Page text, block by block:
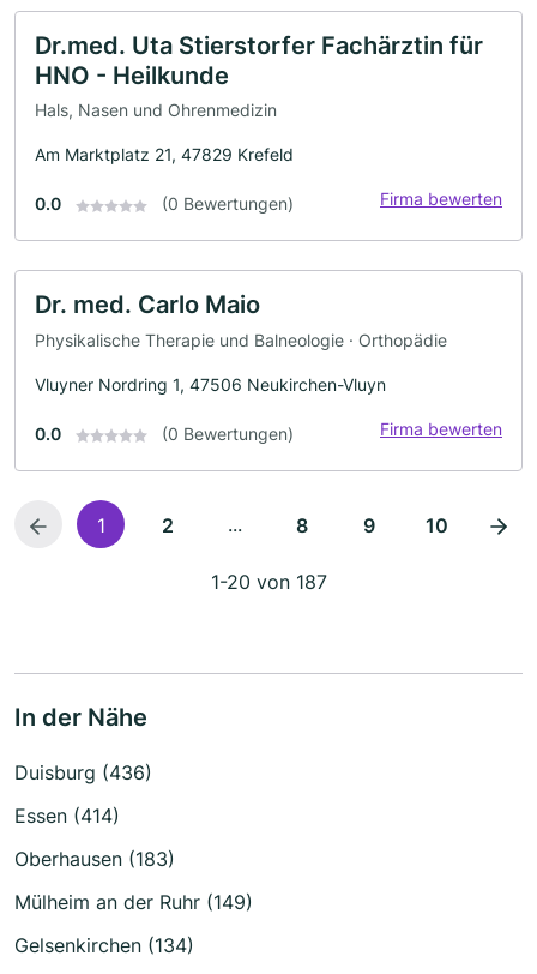
Dr.med. Uta Stierstorfer Fachärztin für
HNO - Heilkunde
Hals, Nasen und Ohrenmedizin
Am Marktplatz 21, 47829 Krefeld
0.0 (0 Bewertungen) Firma bewerten
Dr. med. Carlo Maio
Physikalische Therapie und Balneologie · Orthopädie
Vluyner Nordring 1, 47506 Neukirchen-Vluyn
0.0 (0 Bewertungen) Firma bewerten
1 2 ... 8 9 10
1-20 von 187
In der Nähe
Duisburg (436)
Essen (414)
Oberhausen (183)
Mülheim an der Ruhr (149)
Gelsenkirchen (134)